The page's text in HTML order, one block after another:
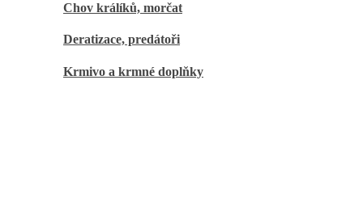
Chov králíků, morčat
Deratizace, predátoři
Krmivo a krmné doplňky